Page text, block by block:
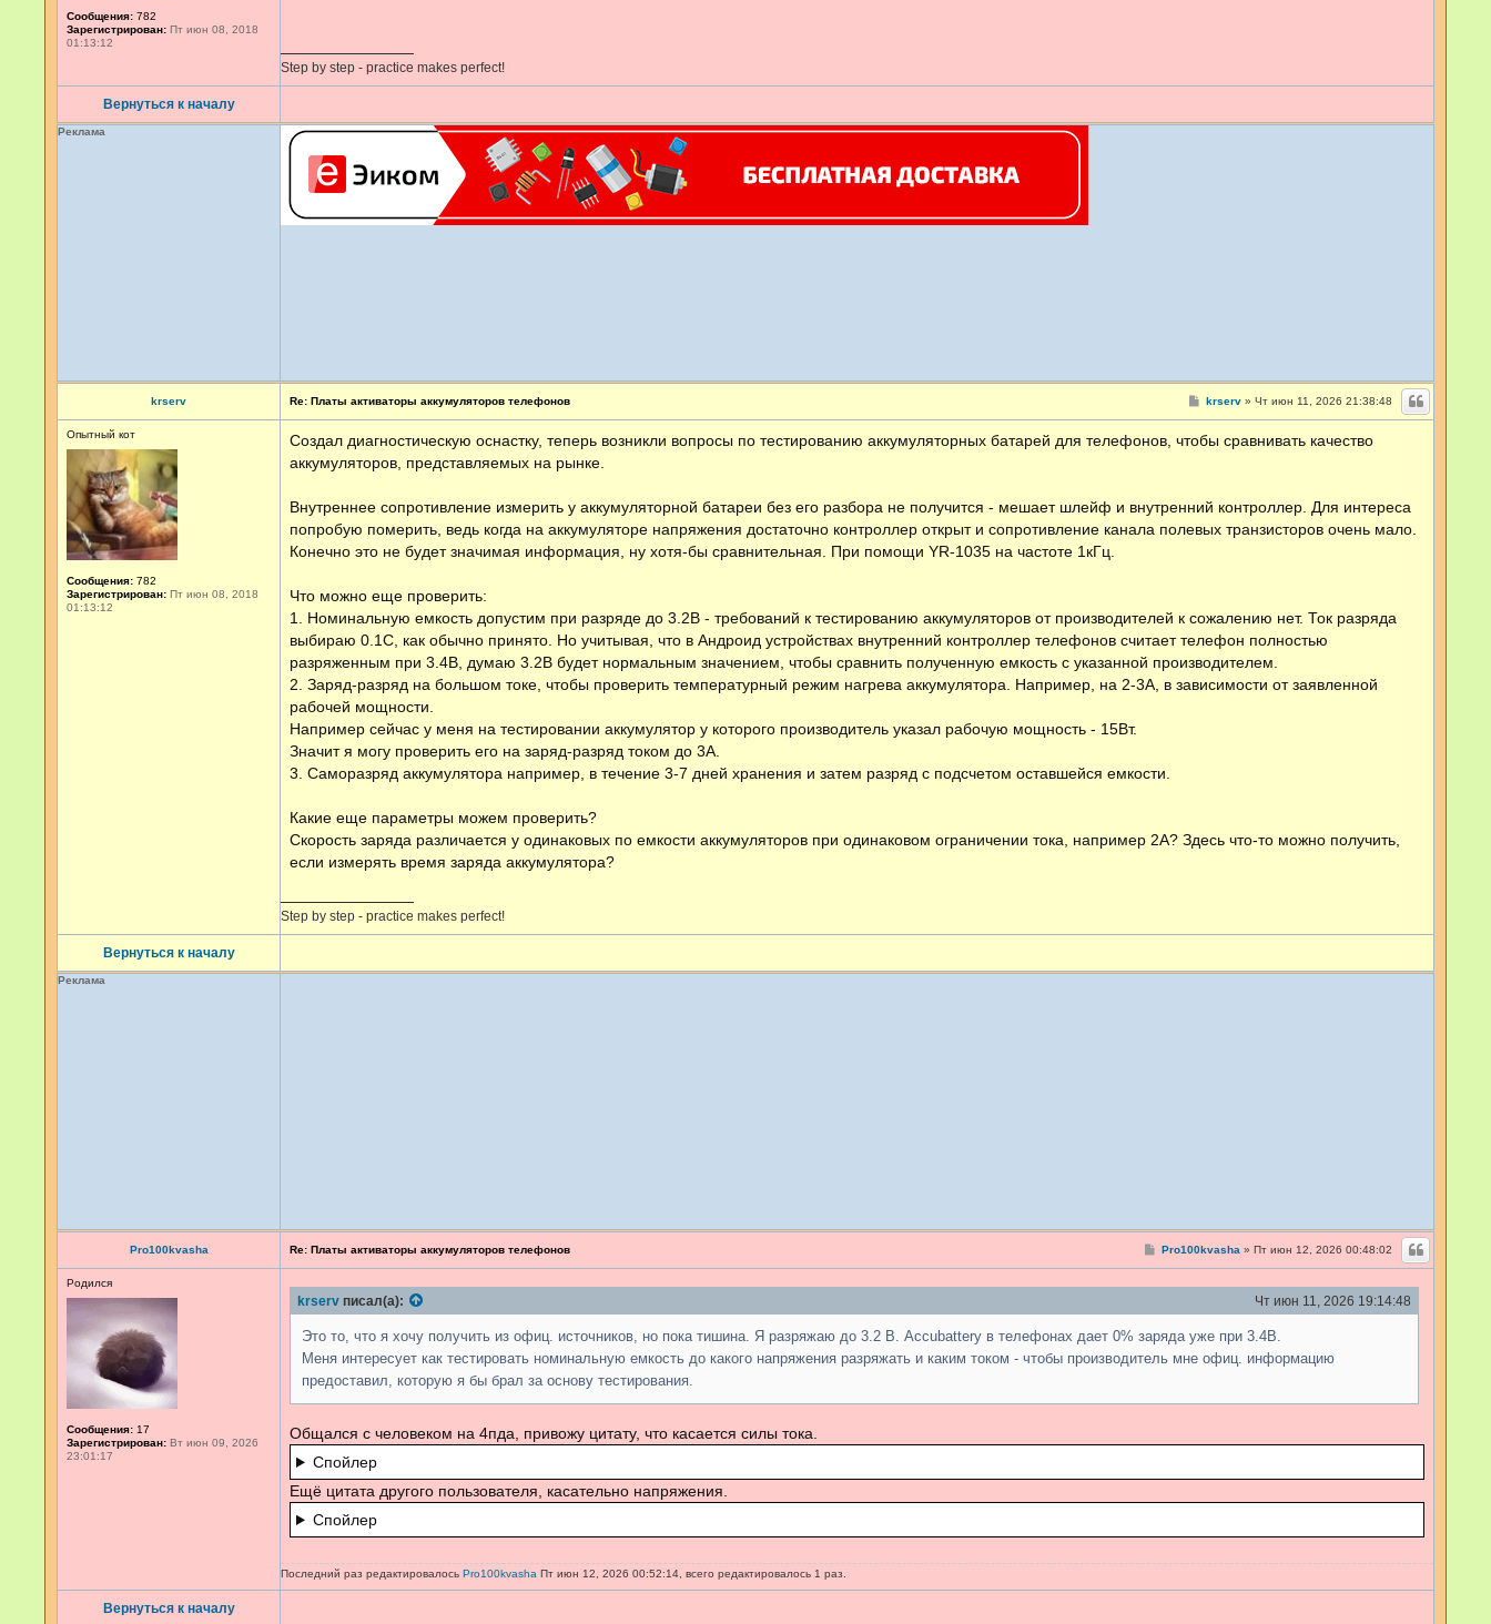
Сообщения: 782
Зарегистрирован: Пт июн 08, 2018
01:13:12
Вернуться к началу
Step by step - practice makes perfect!
Реклама
krserv
Опытный кот
Сообщения: 782
Зарегистрирован: Пт июн 08, 2018
01:13:12
Вернуться к началу
Re: Платы активаторы аккумуляторов телефонов
С
б
е
krserv » Чт июн 11, 2026 21:38:48
Создал диагностическую оснастку, теперь возникли вопросы по тестированию аккумуляторных батарей для телефонов, чтобы сравнивать качество
аккумуляторов, представляемых на рынке.
Внутреннее сопротивление измерить у аккумуляторной батареи без его разбора не получится - мешает шлейф и внутренний контроллер. Для интереса
попробую померить, ведь когда на аккумуляторе напряжения достаточно контроллер открыт и сопротивление канала полевых транзисторов очень мало.
Конечно это не будет значимая информация, ну хотя-бы сравнительная. При помощи YR-1035 на частоте 1кГц.
Что можно еще проверить:
1. Номинальную емкость допустим при разряде до 3.2В - требований к тестированию аккумуляторов от производителей к сожалению нет. Ток разряда
выбираю 0.1С, как обычно принято. Но учитывая, что в Андроид устройствах внутренний контроллер телефонов считает телефон полностью
разряженным при 3.4В, думаю 3.2В будет нормальным значением, чтобы сравнить полученную емкость с указанной производителем.
2. Заряд-разряд на большом токе, чтобы проверить температурный режим нагрева аккумулятора. Например, на 2-3А, в зависимости от заявленной
рабочей мощности.
Например сейчас у меня на тестировании аккумулятор у которого производитель указал рабочую мощность - 15Вт.
Значит я могу проверить его на заряд-разряд током до 3А.
3. Саморазряд аккумулятора например, в течение 3-7 дней хранения и затем разряд с подсчетом оставшейся емкости.
Какие еще параметры можем проверить?
Скорость заряда различается у одинаковых по емкости аккумуляторов при одинаковом ограничении тока, например 2А? Здесь что-то можно получить,
если измерять время заряда аккумулятора?
Step by step - practice makes perfect!
Реклама
Pro100kvasha
Родился
Сообщения: 17
Зарегистрирован: Вт июн 09, 2026
23:01:17
Вернуться к началу
Re: Платы активаторы аккумуляторов телефонов
С
б
е
и
е
Pro100kvasha » Пт июн 12, 2026 00:48:02
krserv писал(а): Чт июн 11, 2026 19:14:48
Это то, что я хочу получить из офиц. источников, но пока тишина. Я разряжаю до 3.2 В. Accubattery в телефонах дает 0% заряда уже при 3.4В.
Меня интересует как тестировать номинальную емкость до какого напряжения разряжать и каким током - чтобы производитель мне офиц. информацию
предоставил, которую я бы брал за основу тестирования.
Общался с человеком на 4пда, привожу цитату, что касается силы тока.
Спойлер
Ещё цитата другого пользователя, касательно напряжения.
Спойлер
Последний раз редактировалось Pro100kvasha Пт июн 12, 2026 00:52:14, всего редактировалось 1 раз.